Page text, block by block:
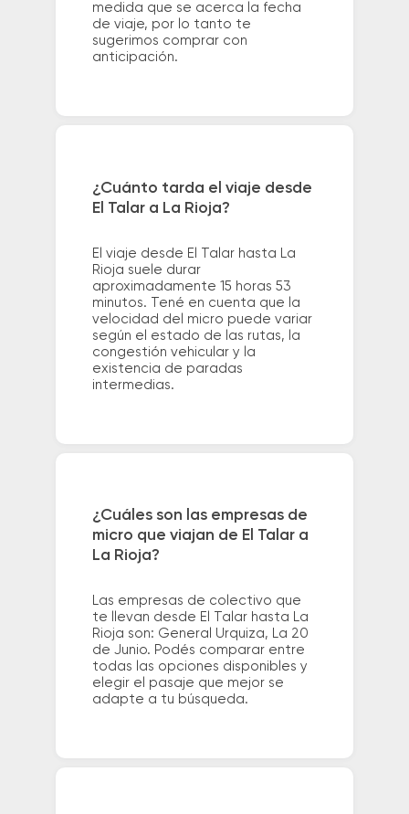
medida que se acerca la fecha
de viaje, por lo tanto te
sugerimos comprar con
anticipación.
¿Cuánto tarda el viaje desde
El Talar a La Rioja?
El viaje desde El Talar hasta La
Rioja suele durar
aproximadamente 15 horas 53
minutos. Tené en cuenta que la
velocidad del micro puede variar
según el estado de las rutas, la
congestión vehicular y la
existencia de paradas
intermedias.
¿Cuáles son las empresas de
micro que viajan de El Talar a
La Rioja?
Las empresas de colectivo que
te llevan desde El Talar hasta La
Rioja son: General Urquiza, La 20
de Junio. Podés comparar entre
todas las opciones disponibles y
elegir el pasaje que mejor se
adapte a tu búsqueda.